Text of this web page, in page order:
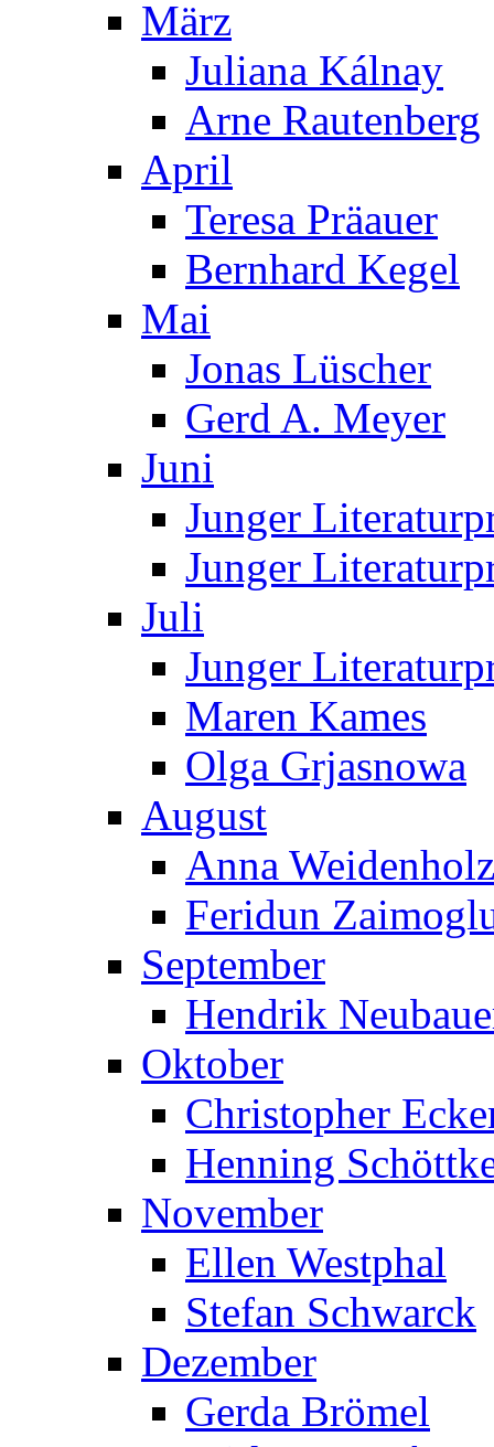
März
Juliana Kálnay
Arne Rautenberg
April
Teresa Präauer
Bernhard Kegel
Mai
Jonas Lüscher
Gerd A. Meyer
Juni
Junger
Junger
Juli
Junger
Maren Kames
Olga Grjasnowa
August
Anna
Feridun
September
Hendrik
Oktober
Christopher
Henning
November
Ellen Westphal
Stefan Schwarck
Dezember
Gerda Brömel